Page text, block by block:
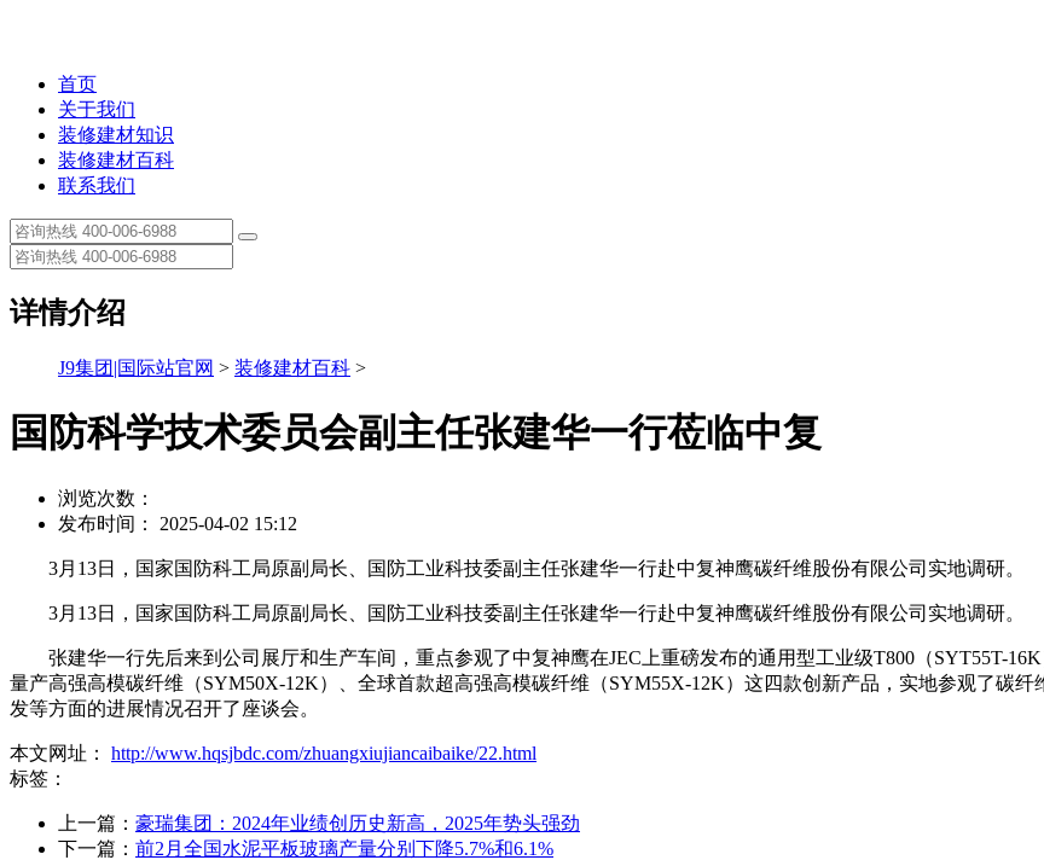
首页
关于我们
装修建材知识
装修建材百科
联系我们
详情介绍
J9集团|国际站官网 > 装修建材百科 >
国防科学技术委员会副主任张建华一行莅临中复
浏览次数：
发布时间： 2025-04-02 15:12
3月13日，国家国防科工局原副局长、国防工业科技委副主任张建华一行赴中复神鹰碳纤维股份有限公司实地调研。
3月13日，国家国防科工局原副局长、国防工业科技委副主任张建华一行赴中复神鹰碳纤维股份有限公司实地调研。
张建华一行先后来到公司展厅和生产车间，重点参观了中复神鹰在JEC上重磅发布的通用型工业级T800（SYT55T-
量产高强高模碳纤维（SYM50X-12K）、全球首款超高强高模碳纤维（SYM55X-12K）这四款创新产品，实地参观了碳
发等方面的进展情况召开了座谈会。
本文网址： http://www.hqsjbdc.com/zhuangxiujiancaibaike/22.html
标签：
上一篇： 豪瑞集团：2024年业绩创历史新高，2025年势头强劲
下一篇： 前2月全国水泥平板玻璃产量分别下降5.7%和6.1%